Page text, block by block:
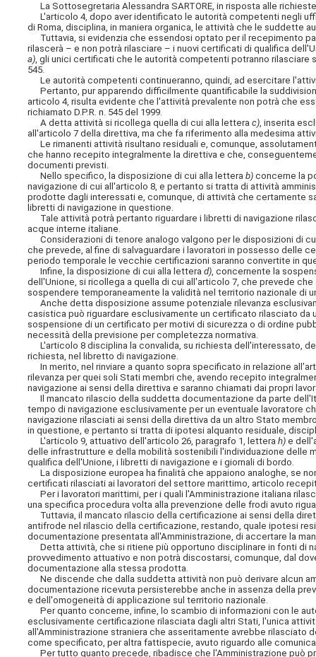
La Sottosegretaria Alessandra SARTORE, in risposta alle
L'articolo 4, dopo aver identificato le autorità competenti negli
di Roma, disciplina, in maniera organica, le attività che le suddette
Tuttavia, si evidenzia che essendosi optato per il recepimento
rilascerà – e non potrà rilasciare – i nuovi certificati di qualifica
a), gli unici certificati che le autorità competenti potranno rilasciare
545.
Le autorità competenti continueranno, quindi, ad esercitare
Pertanto, pur apparendo difficilmente quantificabile la
articolo 4, risulta evidente che l'attività prevalente non potrà che
richiamato D.P.R. n. 545 del 1999.
A detta attività si ricollega quella di cui alla letterac), inserita
all'articolo 7 della direttiva, ma che fa riferimento alla medesima
Le rimanenti attività risultano residuali e, comunque,
che hanno recepito integralmente la direttiva e che,
documenti previsti.
Nello specifico, la disposizione di cui alla letterab) concerne la
navigazione di cui all'articolo 8, e pertanto si tratta di attività
prodotte dagli interessati e, comunque, di attività che certamente
libretti di navigazione in questione.
Tale attività potrà pertanto riguardare i libretti di navigazione
acque interne italiane.
Considerazioni di tenore analogo valgono per le disposizioni di
che prevede, al fine di salvaguardare i lavoratori in possesso delle
periodo temporale le vecchie certificazioni saranno convertite in
Infine, la disposizione di cui alla letterad), concernente la
dell'Unione, si ricollega a quella di cui all'articolo 7, che prevede
sospendere temporaneamente la validità nel territorio nazionale di
Anche detta disposizione assume potenziale rilevanza
casistica può riguardare esclusivamente un certificato rilasciato
sospensione di un certificato per motivi di sicurezza o di ordine
necessità della previsione per completezza normativa.
L'articolo 8 disciplina la convalida, su richiesta dell'interessato,
richiesta, nel libretto di navigazione.
In merito, nel rinviare a quanto sopra specificato in relazione
rilevanza per quei soli Stati membri che, avendo recepito
navigazione ai sensi della direttiva e saranno chiamati dai propri
Il mancato rilascio della suddetta documentazione da parte
tempo di navigazione esclusivamente per un eventuale lavoratore
navigazione rilasciati ai sensi della direttiva da un altro Stato
in questione, e pertanto si tratta di ipotesi alquanto residuale,
L'articolo 9, attuativo dell'articolo 26, paragrafo 1, letterah) e
delle infrastrutture e della mobilità sostenibili l'individuazione
qualifica dell'Unione, i libretti di navigazione e i giornali di bordo.
La disposizione europea ha finalità che appaiono analoghe, se
certificati rilasciati ai lavoratori del settore marittimo, articolo
Per i lavoratori marittimi, per i quali l'Amministrazione italiana
una specifica procedura volta alla prevenzione delle frodi avuto
Tuttavia, il mancato rilascio della certificazione ai sensi della
antifrode nel rilascio della certificazione, restando, quale ipotesi
documentazione presentata all'Amministrazione, di accertare la
Detta attività, che si ritiene più opportuno disciplinare in fonti di
provvedimento attuativo e non potrà discostarsi, comunque, dal
documentazione alla stessa prodotta.
Ne discende che dalla suddetta attività non può derivare alcun
documentazione ricevuta persisterebbe anche in assenza della
e dell'omogeneità di applicazione sul territorio nazionale.
Per quanto concerne, infine, lo scambio di informazioni con le
esclusivamente certificazione rilasciata dagli altri Stati, l'unica
all'Amministrazione straniera che asseritamente avrebbe
come specificato, per altra fattispecie, avuto riguardo alle
Per tutto quanto precede, ribadisce che l'Amministrazione può